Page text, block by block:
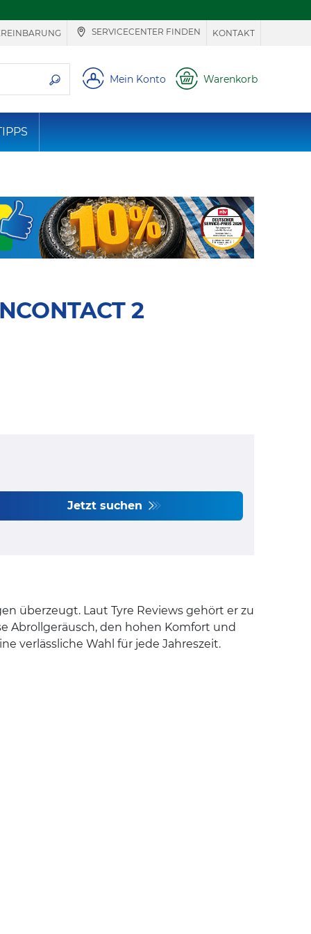
SERVICECENTER FINDEN KONTAKT
Mein Konto Warenkorb
2
Jetzt suchen
überzeugt. Laut Tyre Reviews gehört er zu
Abrollgeräusch, den hohen Komfort und
verlässliche Wahl für jede Jahreszeit.